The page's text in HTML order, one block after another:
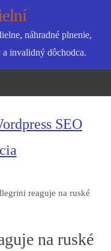
náhradné plnenie,
invalidný dôchodca.
SEO
reaguje na ruské
na ruské